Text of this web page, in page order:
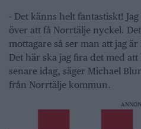
- Det känns helt fantastiskt!
över att få Norrtälje nyckel.
mottagare så ser man att jag
Det här ska jag fira det med
senare idag, säger Michael
från Norrtälje kommun.